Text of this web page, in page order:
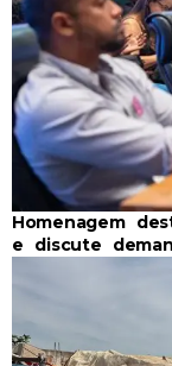
Homenagem
e discute